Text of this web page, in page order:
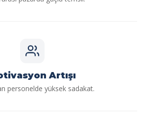
Artışı
personelde yüksek sadakat.